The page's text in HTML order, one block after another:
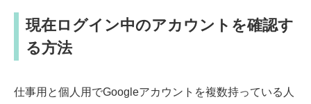
現在ログイン中のアカウントを確認す
る方法
仕事用と個人用でGoogleアカウントを複数持っている人